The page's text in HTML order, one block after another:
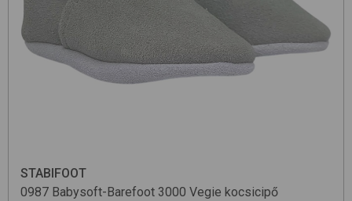
STABIFOOT
0987 Babysoft-Barefoot 3000 Vegie kocsicipő